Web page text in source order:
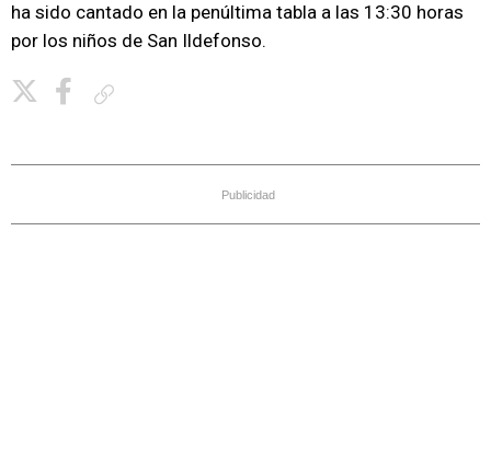
ha sido cantado en la penúltima tabla a las 13:30 horas
por los niños de San Ildefonso.
Publicidad